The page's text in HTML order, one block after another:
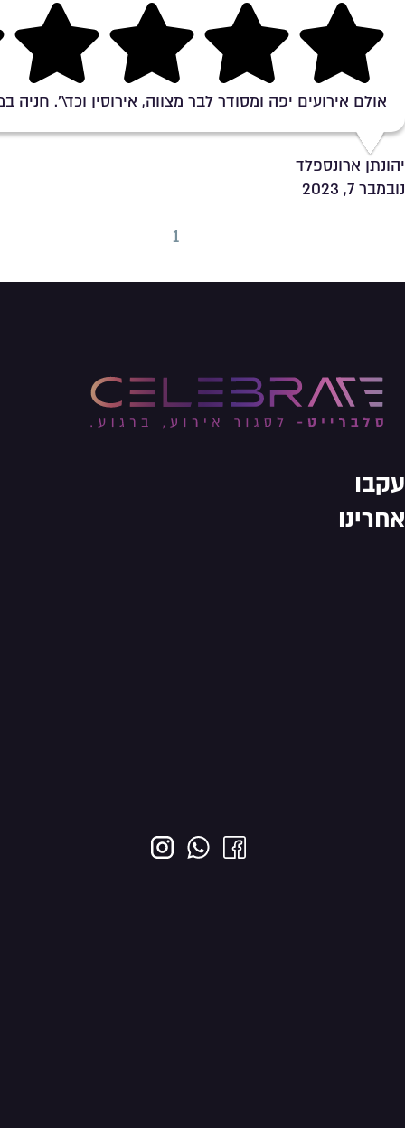
Rating 4.7 out of 5
אולם אירועים יפה ומסודר לבר מצווה, אירוסין וכד\'. חניה
יהונתן ארונספלד
נובמבר 7, 2023
Previous page
1
עקבו
אחרינו